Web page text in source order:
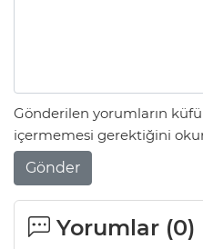
Gönderilen yorumların
içermemesi gerektiğini
Gönder
Yorumlar (0)